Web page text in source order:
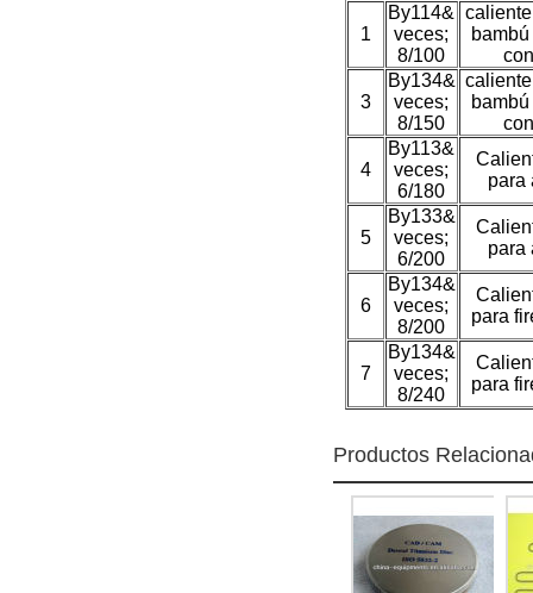
1
By114&
veces;
8/100
3
By134&
veces;
8/150
4
By113&
veces;
6/180
para
5
By133&
veces;
6/200
para
6
By134&
veces;
8/200
para
7
By134&
veces;
8/240
para
Productos